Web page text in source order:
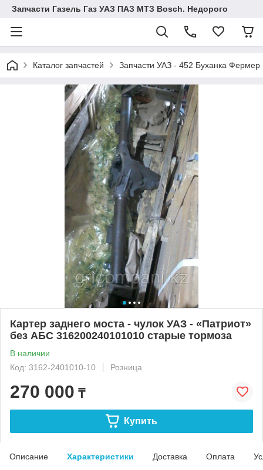
Запчасти Газель Газ УАЗ ПАЗ МТЗ Bosch. Недорого
Каталог запчастей Запчасти УАЗ - 452 Буханка Фермер
Картер заднего моста - чулок УАЗ - «Патриот»
без АБС 316200240101010 старые тормоза
В наличии
Код: 3162-2401010-10
Розница
270 000 ₸
Купить
Описание Характеристики Доставка Оплата